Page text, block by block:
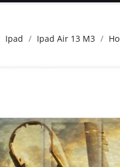
Ipad Ipad Air 13 M3